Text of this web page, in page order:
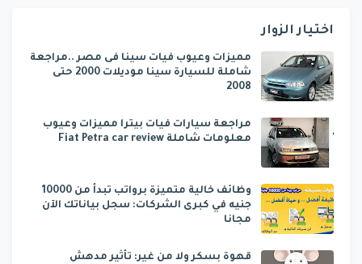
اختيار الزوار
مميزات وعيوب فيات سينا فى مصر ..مراجعة
شاملة للسيارة سينا موديلات 2000 حتى
2008
مراجعة سيارات فيات بيترا مميزات وعيوب
معلومات شاملة Fiat Petra car review
وظائف خالية متميزة برواتب تبدأ من 10000
جنيه في كبرى الشركات: سجل بياناتك الآن
مجانا
قهوة بسكر ولا من غير: تأثير مدهش